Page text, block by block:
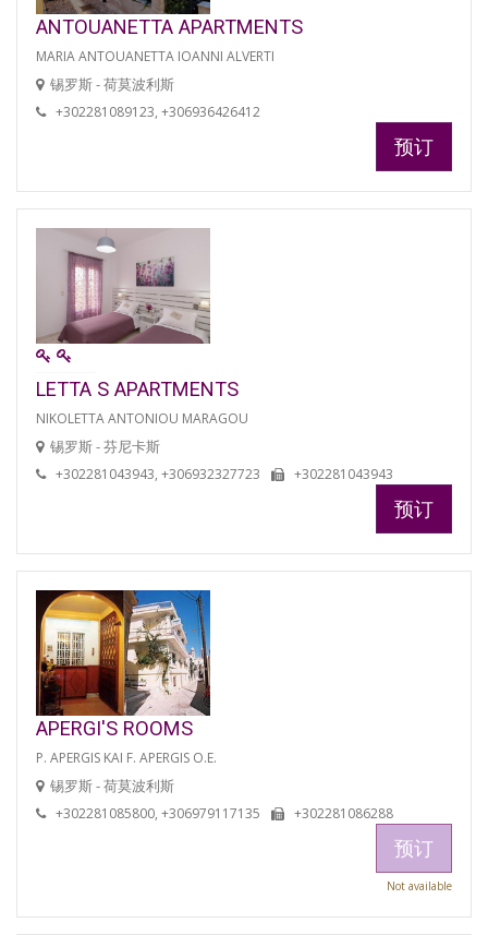
ANTOUANETTA APARTMENTS
MARIA ANTOUANETTA IOANNI ALVERTI
锡罗斯 - 荷莫波利斯
+302281089123, +306936426412
预订
LETTA S APARTMENTS
NIKOLETTA ANTONIOU MARAGOU
锡罗斯 - 芬尼卡斯
+302281043943, +306932327723 +302281043943
预订
APERGI'S ROOMS
P. APERGIS KAI F. APERGIS O.E.
锡罗斯 - 荷莫波利斯
+302281085800, +306979117135 +302281086288
预订
Not available